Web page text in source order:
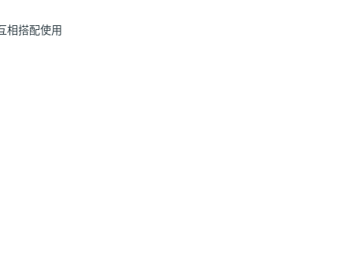
相搭配使用